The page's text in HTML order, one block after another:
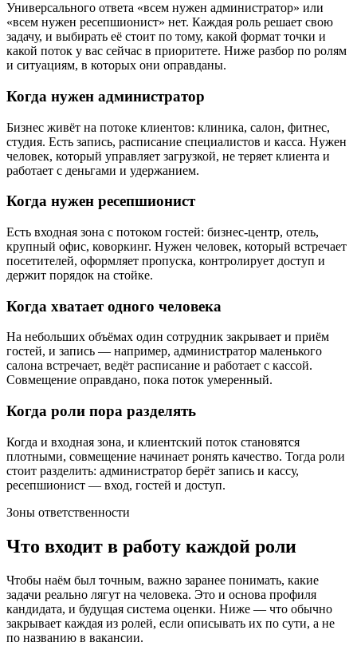
Универсального ответа «всем нужен администратор» или
«всем нужен ресепшионист» нет. Каждая роль решает свою
задачу, и выбирать её стоит по тому, какой формат точки и
какой поток у вас сейчас в приоритете. Ниже разбор по ролям
и ситуациям, в которых они оправданы.
Когда нужен администратор
Бизнес живёт на потоке клиентов: клиника, салон, фитнес,
студия. Есть запись, расписание специалистов и касса. Нужен
человек, который управляет загрузкой, не теряет клиента и
работает с деньгами и удержанием.
Когда нужен ресепшионист
Есть входная зона с потоком гостей: бизнес-центр, отель,
крупный офис, коворкинг. Нужен человек, который встречает
посетителей, оформляет пропуска, контролирует доступ и
держит порядок на стойке.
Когда хватает одного человека
На небольших объёмах один сотрудник закрывает и приём
гостей, и запись — например, администратор маленького
салона встречает, ведёт расписание и работает с кассой.
Совмещение оправдано, пока поток умеренный.
Когда роли пора разделять
Когда и входная зона, и клиентский поток становятся
плотными, совмещение начинает ронять качество. Тогда роли
стоит разделить: администратор берёт запись и кассу,
ресепшионист — вход, гостей и доступ.
Зоны ответственности
Что входит в работу каждой роли
Чтобы наём был точным, важно заранее понимать, какие
задачи реально лягут на человека. Это и основа профиля
кандидата, и будущая система оценки. Ниже — что обычно
закрывает каждая из ролей, если описывать их по сути, а не
по названию в вакансии.